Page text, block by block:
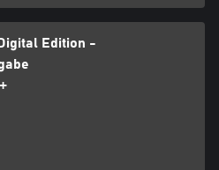
Edition -